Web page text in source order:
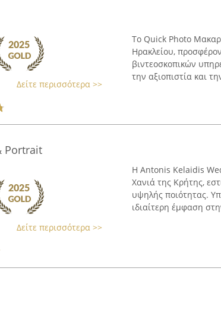
Δείτε περισσότερα >>
Το Quick Photo
Ηρακλείου,
βιντεοσκοπικών
την αξιοπιστία και
Portrait
Δείτε περισσότερα >>
Η Antonis Kelaidis
Χανιά της Κρήτης,
υψηλής ποιότητας.
ιδιαίτερη έμφαση